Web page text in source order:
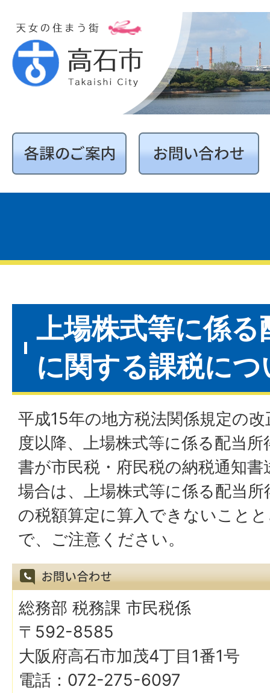
上場株式等に係る
に関する課税につ
平成15年の地方税法関係規定の
度以降、上場株式等に係る配当
書が市民税・府民税の納税通知
場合は、上場株式等に係る配当
の税額算定に算入できないこと
で、ご注意ください。
総務部 税務課 市民税係
〒592-8585
大阪府高石市加茂4丁目1番1号
電話：072-275-6097